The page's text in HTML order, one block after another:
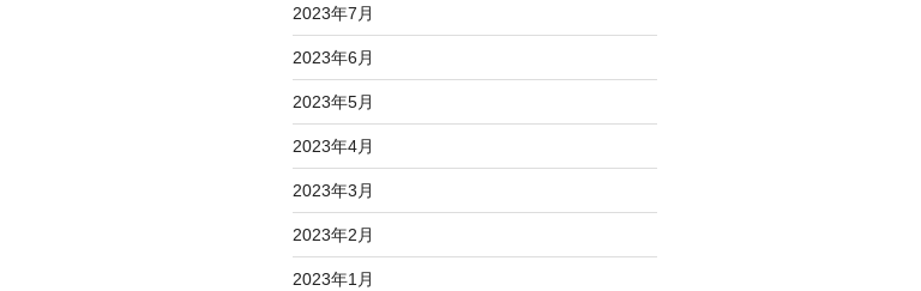
2023年7月
2023年6月
2023年5月
2023年4月
2023年3月
2023年2月
2023年1月